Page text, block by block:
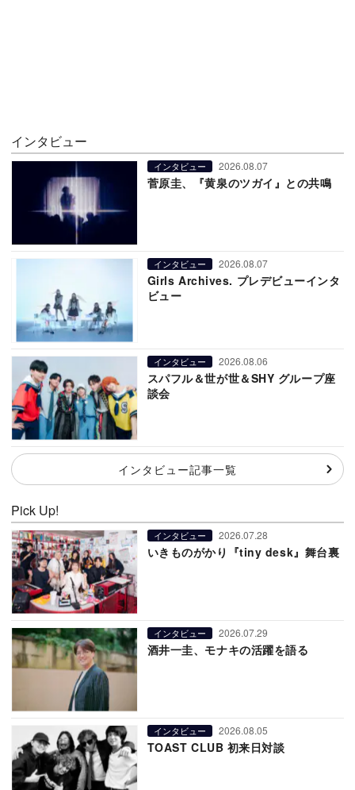
インタビュー
インタビュー 2026.08.07
菅原圭、『黄泉のツガイ』との共鳴
インタビュー 2026.08.07
Girls Archives. プレデビューインタ
ビュー
インタビュー 2026.08.06
スパフル＆世が世＆SHY グループ座
談会
インタビュー記事一覧
Pick Up!
インタビュー 2026.07.28
いきものがかり『tiny desk』舞台裏
インタビュー 2026.07.29
酒井一圭、モナキの活躍を語る
インタビュー 2026.08.05
TOAST CLUB 初来日対談